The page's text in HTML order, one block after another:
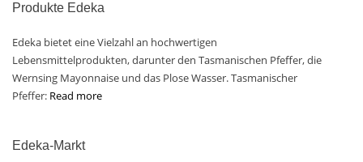
Produkte Edeka
Edeka bietet eine Vielzahl an hochwertigen
Lebensmittelprodukten, darunter den Tasmanischen Pfeffer, die
Wernsing Mayonnaise und das Plose Wasser. Tasmanischer
Pfeffer: Read more
Edeka-Markt